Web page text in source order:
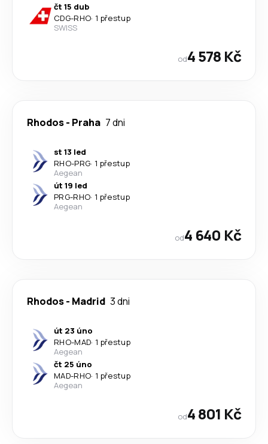
čt 15 dub
CDG-RHO· 1 přestup
SWISS
od4 578 Kč
Rhodos- Praha 7 dni
st 13 led
RHO-PRG· 1 přestup
Aegean
út 19 led
PRG-RHO· 1 přestup
Aegean
od4 640 Kč
Rhodos- Madrid 3 dni
út 23 úno
RHO-MAD· 1 přestup
Aegean
čt 25 úno
MAD-RHO· 1 přestup
Aegean
od4 801 Kč